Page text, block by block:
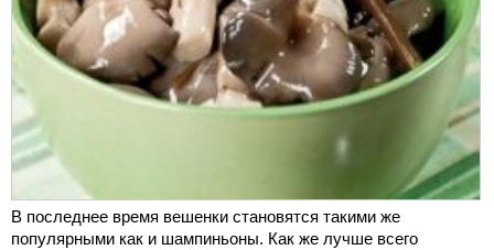
В последнее время вешенки становятся такими же
популярными как и шампиньоны. Как же лучше всего